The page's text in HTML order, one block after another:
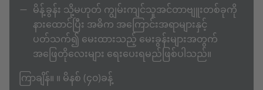
မိန့်ခွန်း သို့မဟုတ် ကျွမ်းကျင်သူအင်တာဗျူးတစ်ခုကို
နားထောင်ပြီး အဓိက အကြောင်းအရာများနှင့်
ပတ်သက်၍ မေးထားသည့် မေးခွန်းများအတွက်
အဖြေတိုလေးများ ရေးပေးရမည်ဖြစ်ပါသည်။
ကြာချိန်။ ။ မိနစ် (၄၀)ခန့်